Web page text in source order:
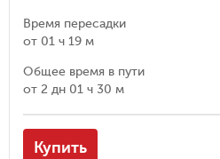
Время пересадки
от 01 ч 19 м
Общее время в пути
от 2 дн 01 ч 30 м
Купить